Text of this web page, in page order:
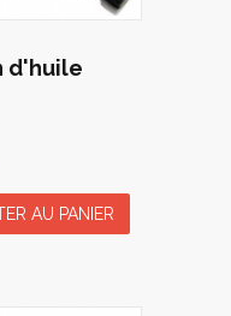
d'huile
AU PANIER